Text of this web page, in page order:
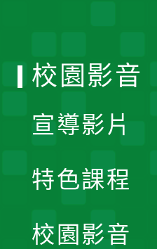
校園影音
宣導影片
特色課程
校園影音